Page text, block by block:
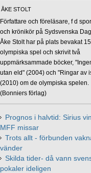
ÅKE STOLT
Författare och föreläsare, f d
och krönikör på Sydsvenska
Åke Stolt har på plats bevakat 15
olympiska spel och skrivit två
uppmärksammade böcker,
utan eld" (2004) och "Ringar av
(2010) om de olympiska spelen.
(Bonniers förlag)
Prognos i halvtid: Sirius
MFF missar
Trots allt - förbunden
vänder
Skilda tider- då vann
pokaler ideligen